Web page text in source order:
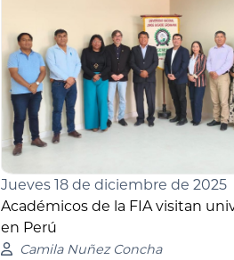
Jueves 18 de diciembre de 2025
Académicos de la FIA visitan
en Perú
Camila Nuñez Concha